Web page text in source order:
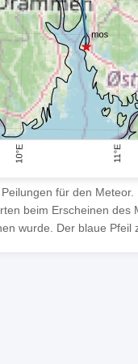
für den
beim Erscheinen
wurde. Der blaue Pfeil